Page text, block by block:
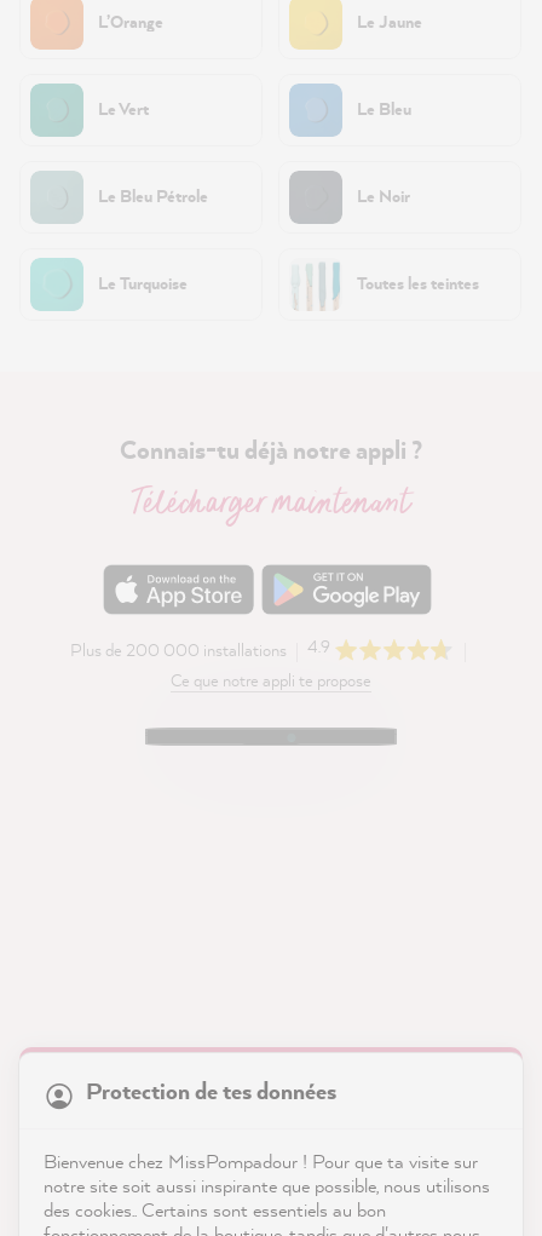
L’Orange Le Jaune
Le Vert Le Bleu
Le Bleu Pétrole Le Noir
Le Turquoise Toutes les teintes
Connais-tu déjà notre appli ?
Télécharger maintenant
Plus de 200 000 installations
4.9
Ce que notre appli te propose
Notre newsletter
Avec des inspirations & des conseils
Protection de tes données
Bienvenue chez MissPompadour ! Pour que ta visite sur
notre site soit aussi inspirante que possible, nous utilisons
des cookies.. Certains sont essentiels au bon
21 899Avis
reviews-io